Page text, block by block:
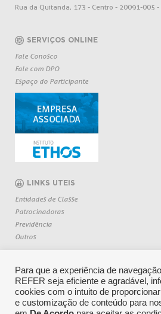
Rua da Quitanda, 173 - Centro - 20091-005 -
SERVIÇOS ONLINE
Fale Conosco
Fale com DPO
Espaço do Participante
LINKS UTEIS
Entidades de Classe
Patrocinadoras
Previdência
Outros
Para que a experiência de
REFER seja eficiente e agradável,
cookies com o intuito de
e customização de conteúdo para